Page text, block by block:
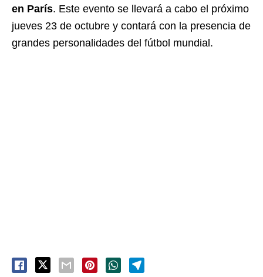
en París. Este evento se llevará a cabo el próximo
jueves 23 de octubre y contará con la presencia de
grandes personalidades del fútbol mundial.